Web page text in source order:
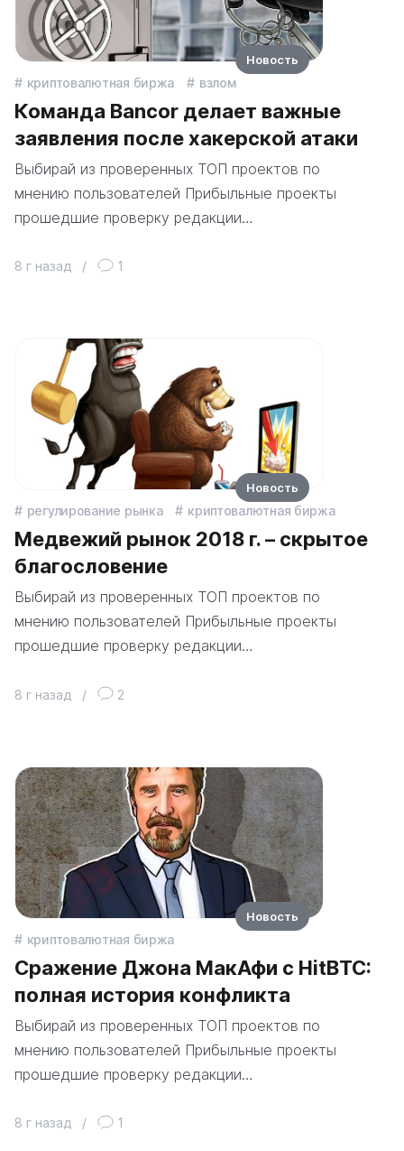
криптовалютная биржа взлом
Команда Bancor делает важные
заявления после хакерской атаки
Выбирай из проверенных ТОП проектов по
мнению пользователей Прибыльные проекты
прошедшие проверку редакции…
8 г назад / 1
Новость
регулирование рынка криптовалютная биржа
Медвежий рынок 2018 г. – скрытое
благословение
Выбирай из проверенных ТОП проектов по
мнению пользователей Прибыльные проекты
прошедшие проверку редакции…
8 г назад / 2
Новость
криптовалютная биржа
Сражение Джона МакАфи с HitBTC:
полная история конфликта
Выбирай из проверенных ТОП проектов по
мнению пользователей Прибыльные проекты
прошедшие проверку редакции…
8 г назад / 1
Новость